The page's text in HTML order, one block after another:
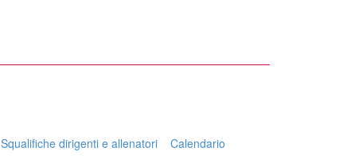
Squalifiche dirigenti e allenatori Calendario